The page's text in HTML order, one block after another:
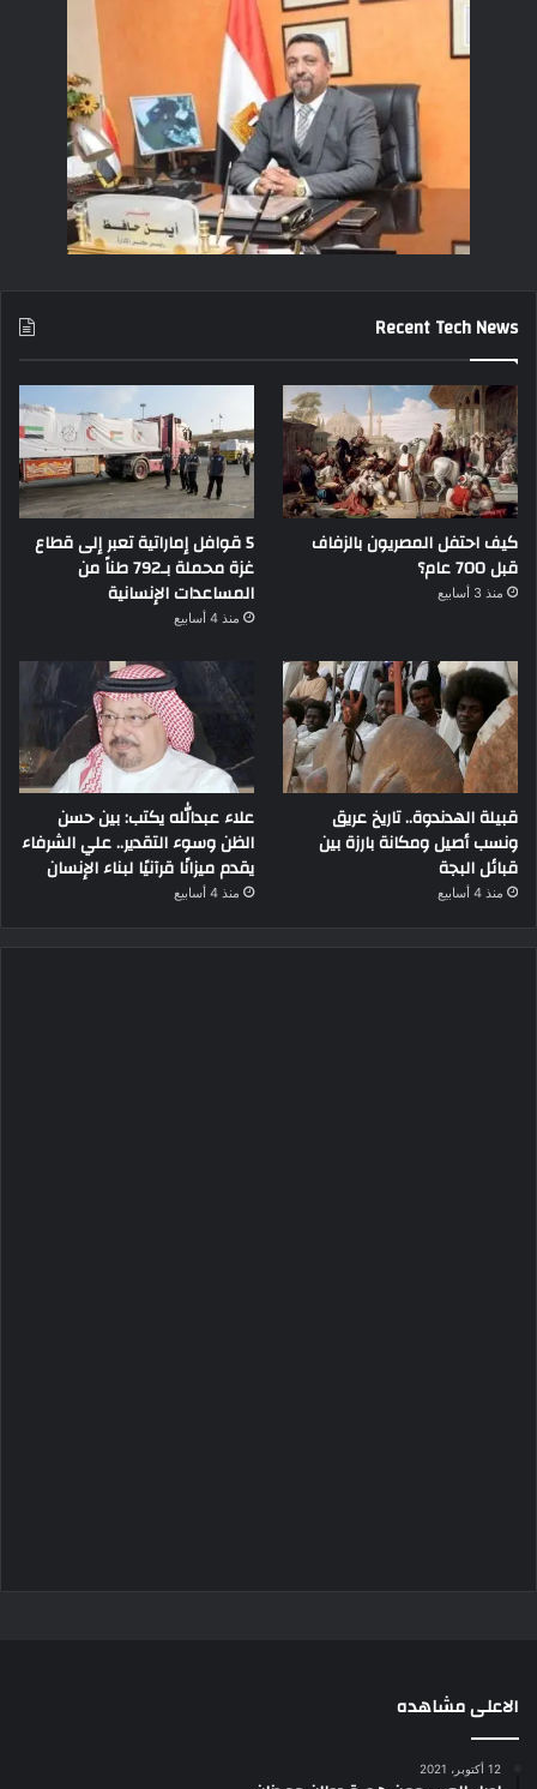
Recent Tech News
كيف احتفل المصريون بالزفاف
قبل 700 عام؟
منذ 3 أسابيع
5 قوافل إماراتية تعبر إلى قطاع
غزة محملة بـ792 طناً من
المساعدات الإنسانية
منذ 4 أسابيع
قبيلة الهدندوة.. تاريخ عريق
ونسب أصيل ومكانة بارزة بين
قبائل البجة
منذ 4 أسابيع
علاء عبدالله يكتب: بين حسن
الظن وسوء التقدير.. علي الشرفاء
يقدم ميزانًا قرآنيًا لبناء الإنسان
منذ 4 أسابيع
الاعلى مشاهده
12 أكتوبر، 2021